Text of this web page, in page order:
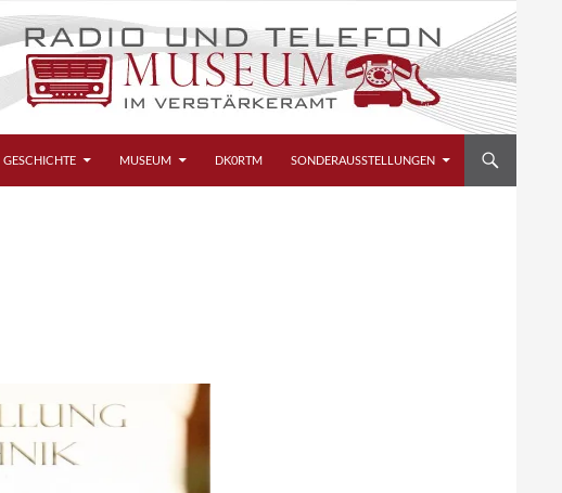
GESCHICHTE MUSEUM DK0RTM SONDERAUSSTELLUNGEN